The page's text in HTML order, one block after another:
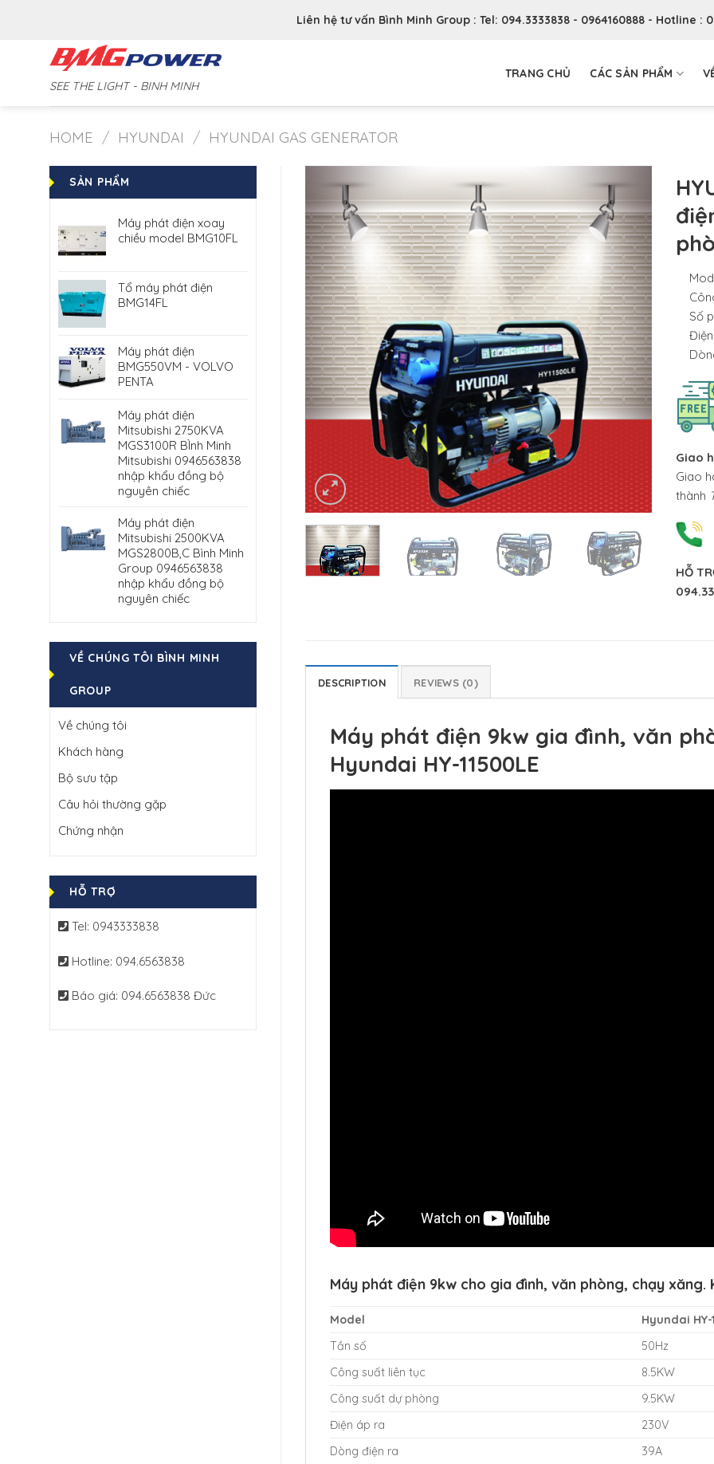
Liên hệ tư vấn Bình Minh Group : Tel: 094.3333838 - 0964160888 - Hotline :
SEE THE LIGHT - BINH MINH
TRANG CHỦ CÁC SẢN PHẨM
HOME / HYUNDAI / HYUNDAI GAS GENERATOR
SẢN PHẨM
Máy phát điện xoay
chiều model BMG10FL
Tổ máy phát điện
BMG14FL
Máy phát điện
BMG550VM - VOLVO
PENTA
Máy phát điện
Mitsubishi 2750KVA
MGS3100R BÌnh Minh
Mitsubishi 0946563838
nhập khẩu đồng bộ
nguyên chiếc
Máy phát điện
Mitsubishi 2500KVA
MGS2800B,C Bình Minh
Group 0946563838
nhập khẩu đồng bộ
nguyên chiếc
VỀ CHÚNG TÔI BÌNH MINH
GROUP
Về chúng tôi
Khách hàng
Bộ sưu tập
Câu hỏi thường gặp
Chứng nhận
HỖ TRỢ
Tel: 0943333838
Hotline: 094.6563838
Báo giá: 094.6563838 Đức
Số
Giao
Giao
thành
HỖ
DESCRIPTION REVIEWS (0)
Máy phát điện 9kw gia đình, văn
Hyundai HY-11500LE
Máy phát điện 9kw cho gia đình, văn phòng, chạy xăng.
Model
Hyundai HY-
Tần số
50Hz
Công suất liên tục
8.5KW
Công suất dự phòng
9.5KW
Điện áp ra
230V
Dòng điện ra
39A